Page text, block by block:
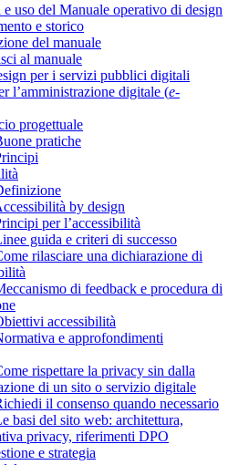
e uso del Manuale operativo di design
e storico
del manuale
al manuale
per i servizi pubblici digitali
l’amministrazione digitale (e-
progettuale
pratiche
by design
per l’accessibilità
guida e criteri di successo
rilasciare una dichiarazione di
di feedback e procedura di
accessibilità
e approfondimenti
rispettare la privacy sin dalla
di un sito o servizio digitale
il consenso quando necessario
basi del sito web: architettura,
privacy, riferimenti DPO
e strategia